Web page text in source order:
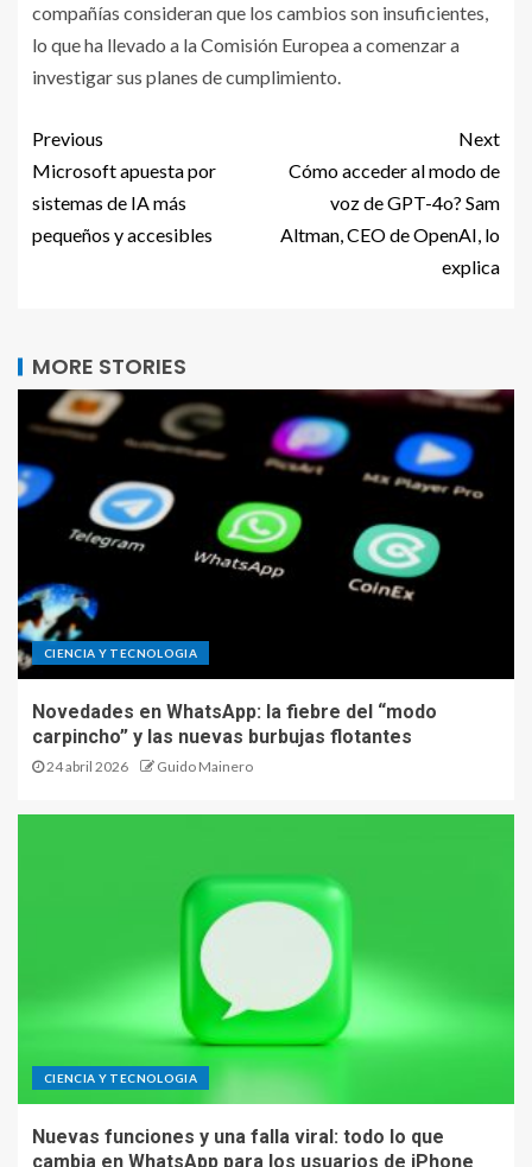
compañías consideran que los cambios son insuficientes,
lo que ha llevado a la Comisión Europea a comenzar a
investigar sus planes de cumplimiento.
Previous
Microsoft apuesta por
sistemas de IA más
pequeños y accesibles
Next
Cómo acceder al modo de
voz de GPT-4o? Sam
Altman, CEO de OpenAI, lo
explica
MORE STORIES
CIENCIA Y TECNOLOGIA
Novedades en WhatsApp: la fiebre del “modo
carpincho” y las nuevas burbujas flotantes
24 abril 2026 Guido Mainero
CIENCIA Y TECNOLOGIA
Nuevas funciones y una falla viral: todo lo que
cambia en WhatsApp para los usuarios de iPhone